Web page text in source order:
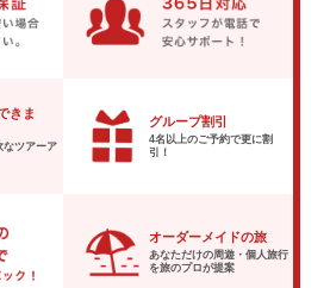
きま
なツアーア
グループ割引
4名以上のご予約で更に割
引！
オーダーメイドの旅
あなただけの周遊・個人旅行
を旅のプロが提案